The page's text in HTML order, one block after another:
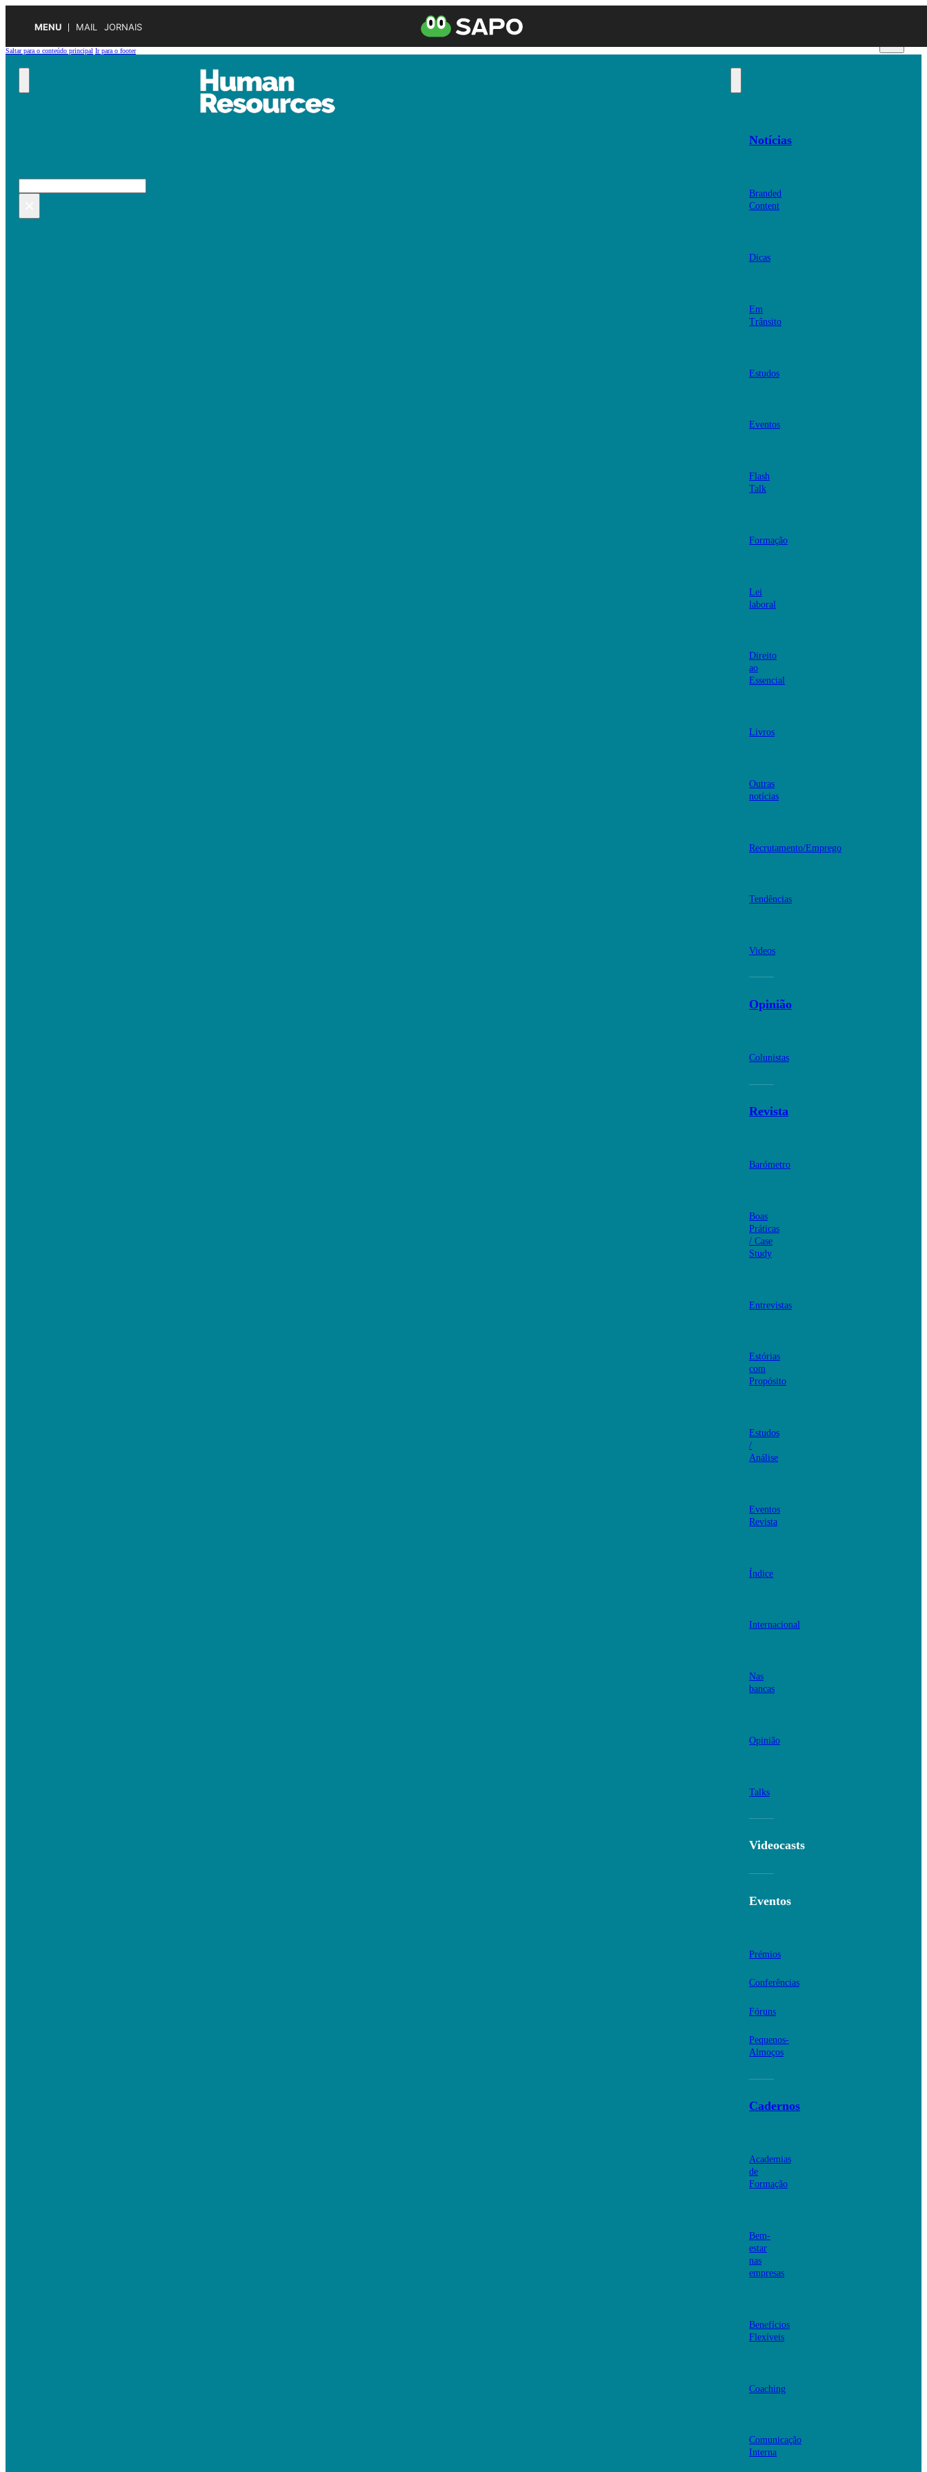
MENU MAIL JORNAIS
Saltar para o conteúdo principal Ir para o footer
Pesquisar
Notícias
Branded
Content
Dicas
Em
Trânsito
Estudos
Eventos
Flash
Talk
Formação
Lei
laboral
Direito
ao
Essencial
Livros
Outras
notícias
Recrutamento/Emprego
Tendências
Videos
Opinião
Colunistas
Revista
Barómetro
Boas
Práticas
/ Case
Study
Entrevistas
Estórias
com
Propósito
Estudos
/
Análise
Eventos
Revista
Índice
Internacional
Nas
bancas
Opinião
Talks
Videocasts
Eventos
Prémios
Conferências
Fóruns
Pequenos-
Almoços
Cadernos
Academias
de
Formação
Bem-
estar
nas
empresas
Benefícios
Flexíveis
Coaching
Comunicação
Interna